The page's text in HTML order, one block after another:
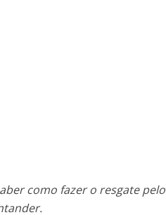
como fazer o resgate pelo